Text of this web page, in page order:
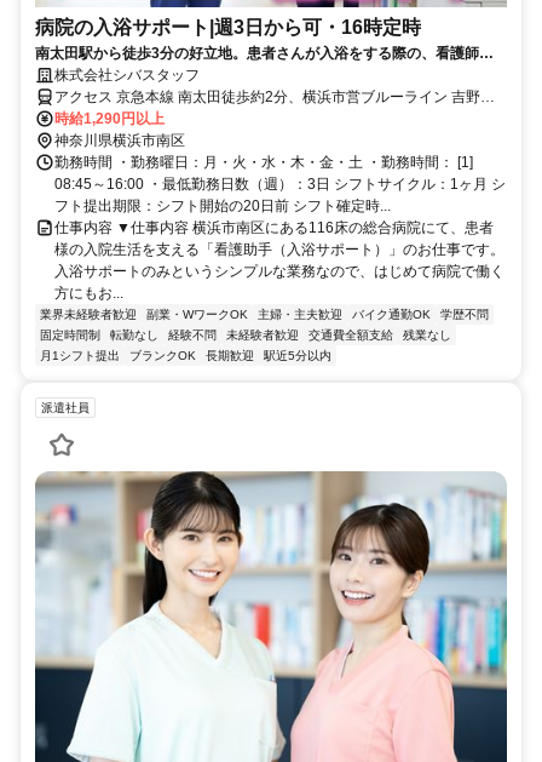
病院の入浴サポート|週3日から可・16時定時
南太田駅から徒歩3分の好立地。患者さんが入浴をする際の、看護師さ
んサポートが中心です。体力を要する場面もありますが、その分スタッ
フ同士のチームワークは抜群！困ったときはすぐに助け合える「お互い
様」の精神が根付いています。16時終了、残業もありません。家事やプ
ライベートの時間をしっかり確保しながら、テキパキと身体を動かして
働きたい30代・40代・50代の方が元気に活躍できる環境です。 心強い
仲間と一緒に、地域医療を支えるお仕事を始めてみませんか？
株式会社シバスタッフ
アクセス 京急本線 南太田徒歩約2分、横浜市営ブルーライン 吉野町4
番口徒歩約6分、横浜市営ブルーライン 蒔田1番口徒歩約13分
時給1,290円以上
神奈川県横浜市南区
勤務時間 ・勤務曜日：月・火・水・木・金・土 ・勤務時間： [1]
08:45～16:00 ・最低勤務日数（週）：3日 シフトサイクル：1ヶ月 シ
フト提出期限：シフト開始の20日前 シフト確定時...
仕事内容 ▼仕事内容 横浜市南区にある116床の総合病院にて、患者
様の入院生活を支える「看護助手（入浴サポート）」のお仕事です。
入浴サポートのみというシンプルな業務なので、はじめて病院で働く
方にもお...
業界未経験者歓迎 副業・WワークOK 主婦・主夫歓迎 バイク通勤OK
学歴不問
固定時間制
転勤なし 経験不問 未経験者歓迎 交通費全額支給
残業なし
月1シフト提出
ブランクOK 長期歓迎 駅近5分以内
派遣社員